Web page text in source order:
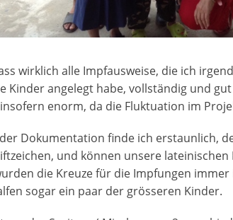
wirklich alle Impfausweise, die ich
Kinder angelegt habe, vollständig und
enorm, da die Fluktuation im
Dokumentation finde ich erstaunlich,
und können unsere
die Kreuze für die Impfungen
sogar ein paar der grösseren Kinder.